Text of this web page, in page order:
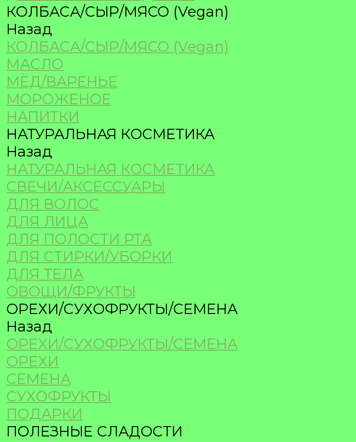
КОЛБАСА/СЫР/МЯСО (Vegan)
Назад
КОЛБАСА/СЫР/МЯСО (Vegan)
МАСЛО
МЁД/ВАРЕНЬЕ
МОРОЖЕНОЕ
НАПИТКИ
НАТУРАЛЬНАЯ КОСМЕТИКА
Назад
НАТУРАЛЬНАЯ КОСМЕТИКА
СВЕЧИ/АКСЕССУАРЫ
ДЛЯ ВОЛОС
ДЛЯ ЛИЦА
ДЛЯ ПОЛОСТИ РТА
ДЛЯ СТИРКИ/УБОРКИ
ДЛЯ ТЕЛА
ОВОЩИ/ФРУКТЫ
ОРЕХИ/СУХОФРУКТЫ/СЕМЕНА
Назад
ОРЕХИ/СУХОФРУКТЫ/СЕМЕНА
ОРЕХИ
СЕМЕНА
СУХОФРУКТЫ
ПОДАРКИ
ПОЛЕЗНЫЕ СЛАДОСТИ